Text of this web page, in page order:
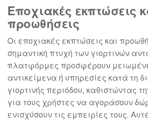
Εποχιακές εκπτώσεις
προωθήσεις
Οι εποχιακές εκπτώσεις και
σημαντική πτυχή των γιορτινών
πλατφόρμες προσφέρουν
αντικείμενα ή υπηρεσίες κατά τη
γιορτινής περιόδου, καθιστώντας
για τους χρήστες να αγοράσουν
ενισχύσουν τις εμπειρίες τους.